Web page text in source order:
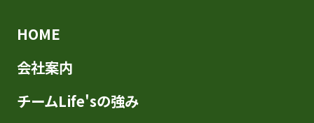
HOME
会社案内
チームLife'sの強み